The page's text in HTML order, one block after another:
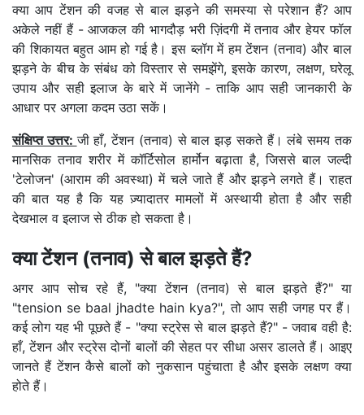
क्या आप टेंशन की वजह से बाल झड़ने की समस्या से परेशान हैं? आप
अकेले नहीं हैं - आजकल की भागदौड़ भरी ज़िंदगी में तनाव और हेयर फॉल
की शिकायत बहुत आम हो गई है। इस ब्लॉग में हम टेंशन (तनाव) और बाल
झड़ने के बीच के संबंध को विस्तार से समझेंगे, इसके कारण, लक्षण, घरेलू
उपाय और सही इलाज के बारे में जानेंगे - ताकि आप सही जानकारी के
आधार पर अगला कदम उठा सकें।
संक्षिप्त उत्तर:जी हाँ, टेंशन (तनाव) से बाल झड़ सकते हैं। लंबे समय तक
मानसिक तनाव शरीर में कॉर्टिसोल हार्मोन बढ़ाता है, जिससे बाल जल्दी
'टेलोजन' (आराम की अवस्था) में चले जाते हैं और झड़ने लगते हैं। राहत
की बात यह है कि यह ज़्यादातर मामलों में अस्थायी होता है और सही
देखभाल व इलाज से ठीक हो सकता है।
क्या टेंशन (तनाव) से बाल झड़ते हैं?
अगर आप सोच रहे हैं, "क्या टेंशन (तनाव) से बाल झड़ते हैं?" या
"tension se baal jhadte hain kya?", तो आप सही जगह पर हैं।
कई लोग यह भी पूछते हैं - "क्या स्ट्रेस से बाल झड़ते हैं?" - जवाब वही है:
हाँ, टेंशन और स्ट्रेस दोनों बालों की सेहत पर सीधा असर डालते हैं। आइए
जानते हैं टेंशन कैसे बालों को नुकसान पहुंचाता है और इसके लक्षण क्या
होते हैं।